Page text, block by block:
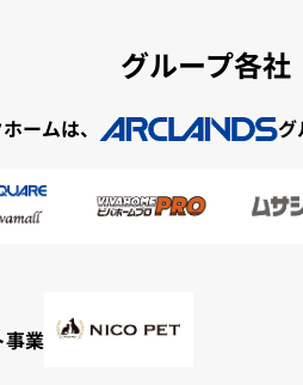
グループ各社
ームは、 グ
事業